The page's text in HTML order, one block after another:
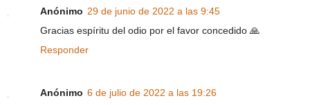
Anónimo 29 de junio de 2022 a las 9:45
Gracias espíritu del odio por el favor concedido 🙏
Responder
Anónimo 6 de julio de 2022 a las 19:26